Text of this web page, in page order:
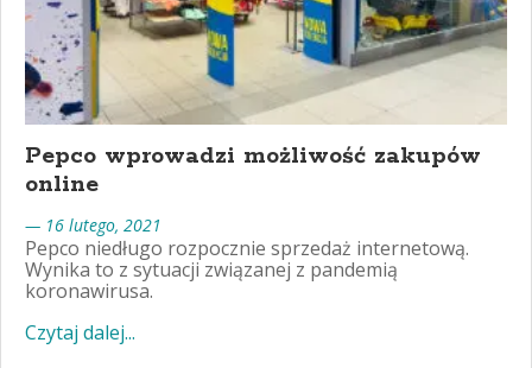
Pepco wprowadzi możliwość zakupów
online
— 16 lutego, 2021
Pepco niedługo rozpocznie sprzedaż internetową.
Wynika to z sytuacji związanej z pandemią
koronawirusa.
Czytaj dalej...